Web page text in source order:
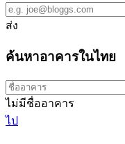
ส่ง
ค้นหาอาคารในไทย
ไม่มีชื่ออาคาร
ไป